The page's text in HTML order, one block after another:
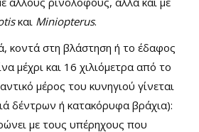
και Miniopterus.
κοντά στη βλάστηση ή το έδαφος
μέχρι και 16 χιλιόμετρα από το
μέρος του κυνηγιού γίνεται
δέντρων ή κατακόρυφα βράχια):
με τους υπέρηχους που